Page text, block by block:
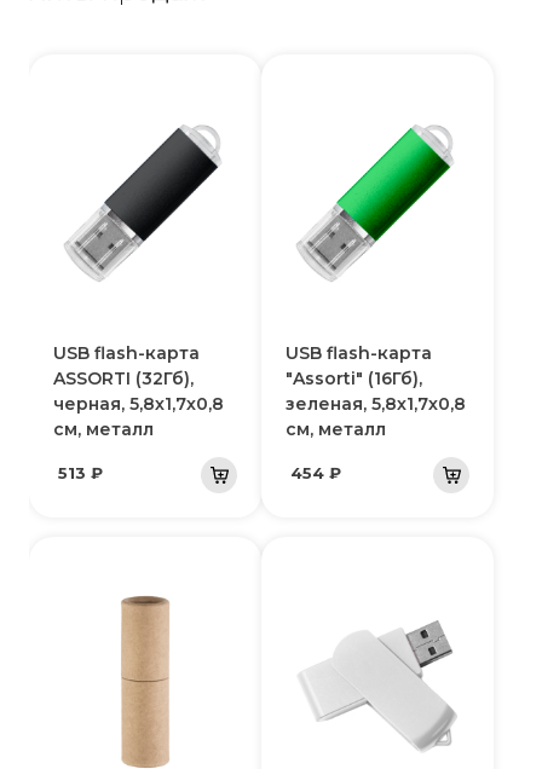
USB flash-карта
ASSORTI (32Гб),
черная, 5,8х1,7х0,8
см, металл
513 ₽
USB flash-карта
"Assorti" (16Гб),
зеленая, 5,8х1,7х0,8
см, металл
454 ₽